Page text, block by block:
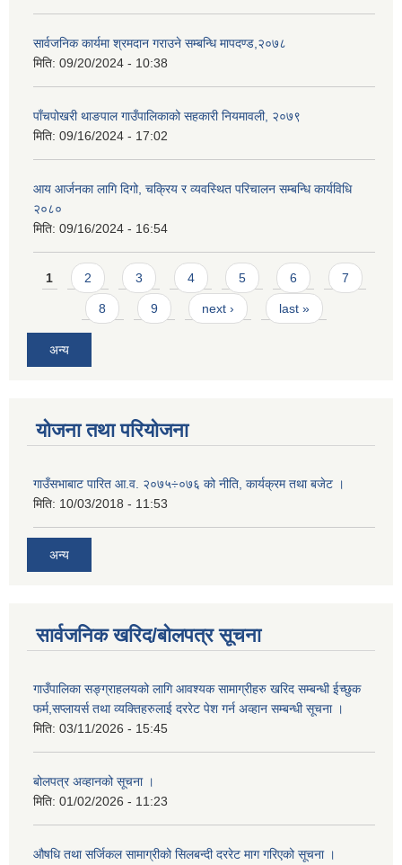
सार्वजनिक कार्यमा श्रमदान गराउने सम्बन्धि मापदण्ड,२०७८
मिति: 09/20/2024 - 10:38
पाँचपोखरी थाङपाल गाउँपालिकाको सहकारी नियमावली, २०७९
मिति: 09/16/2024 - 17:02
आय आर्जनका लागि दिगो, चक्रिय र व्यवस्थित परिचालन सम्बन्धि कार्यविधि
२०८०
मिति: 09/16/2024 - 16:54
Pages
1 2 3 4 5 6 7
8 9 next › last »
अन्य
योजना तथा परियोजना
गाउँसभाबाट पारित आ.व. २०७५÷०७६ को नीति, कार्यक्रम तथा बजेट ।
मिति: 10/03/2018 - 11:53
अन्य
सार्वजनिक खरिद/बोलपत्र सूचना
गाउँपालिका सङ्ग्राहलयको लागि आवश्यक सामाग्रीहरु खरिद सम्बन्धी ईच्छुक
फर्म,सप्लायर्स तथा व्यक्तिहरुलाई दररेट पेश गर्न अव्हान सम्बन्धी सूचना ।
मिति: 03/11/2026 - 15:45
बोलपत्र अव्हानको सूचना ।
मिति: 01/02/2026 - 11:23
औषधि तथा सर्जिकल सामाग्रीको सिलबन्दी दररेट माग गरिएको सूचना ।